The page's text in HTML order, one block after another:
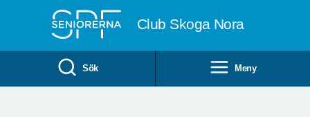
Club Skoga Nora
Sök Meny